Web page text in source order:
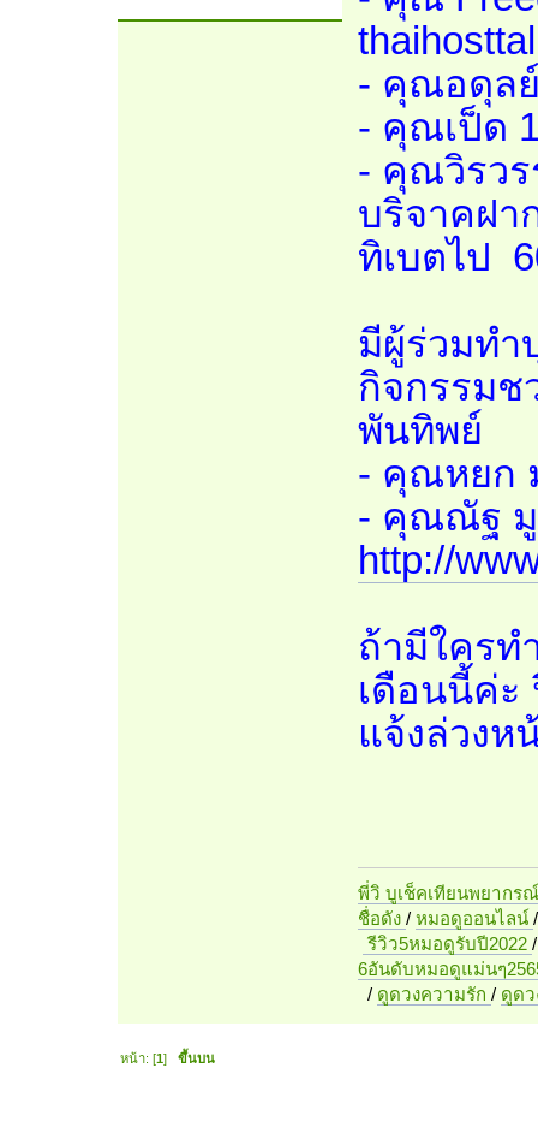
- คุณอดุล
- คุณเป็ด
- คุณวิรว
บริจาคฝา
ทิเบตไป
มีผู้ร่วมท
กิจกรรมช
พันทิพย์
- คุณหยก
- คุณณัฐ มู
http://
ถ้ามีใครท
เดือนนี้ค่ะ
แจ้งล่วงห
พี่วิ บูเช็คเทียนพยากร
ชื่อดัง / หมอดูออนไลน์
รีวิว5หมอดูรับปี2022
6อันดับหมอดูแม่นๆ
/ ดูดวงความรัก / ดูด
หน้า: [1]ขึ้นบน